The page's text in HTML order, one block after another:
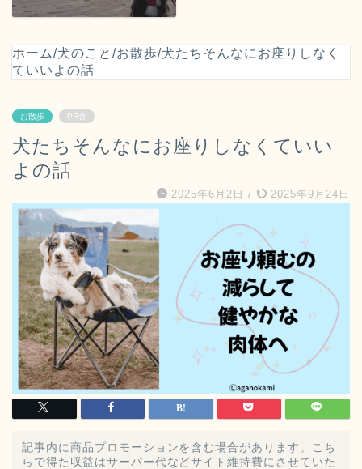
ホーム/犬のこと /お散歩/犬たちそんなにお座りしなく
ていいよの話
お散歩 PR含
犬たちそんなにお座りしなくていい
よの話
2025年6月2日 / 2025年9月24日
記事内に商品プロモーションを含む場合があります。こち
らで得た収益はサーバー代などサイト維持費にさせていた